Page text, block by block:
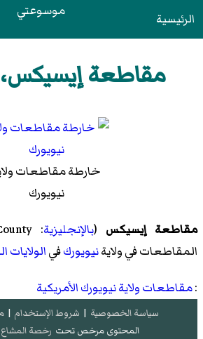
الرئيسية موسوعتي
مقاطعة إيسيكس،
خارطة مقاطعات
نيويورك
مقاطعة إيسيكس (بالإنجليزية
المقاطعات في ولايةنيويوركفيالولايات
:مقاطعات ولاية نيويورك الأمريكية
سياسة الخصوصية | شروط الإستخدام |
المحتوى مرخص تحت رخصة المشاع